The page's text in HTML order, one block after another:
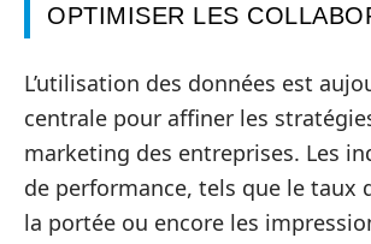
OPTIMISER LES
L’utilisation des données est
centrale pour affiner les
marketing des entreprises. Les
de performance, tels que le taux
la portée ou encore les